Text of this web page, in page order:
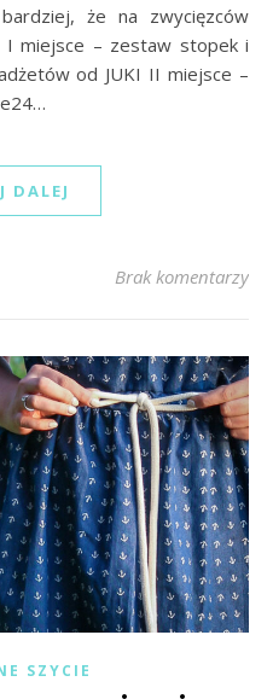
że na zwycięzców
I miejsce – zestaw stopek i
od JUKI II miejsce –
DALEJ
Brak komentarzy
SZYCIE